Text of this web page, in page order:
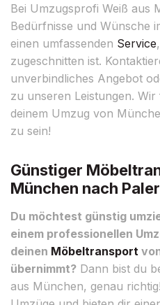
Bei Umzugsprofi Weiß aus
Bedürfnisse und Wünsche
einen umfassenden Service
zugeschnitten ist.
unverbindliches Angebot
zu unseren Leistungen.
deinem Umzug von
zu sein!
Günstiger
München nach
Du möchtest günstig
einem professionellen
deinen Möbeltransport
übernimmt? Dann bist du
aus München, genau